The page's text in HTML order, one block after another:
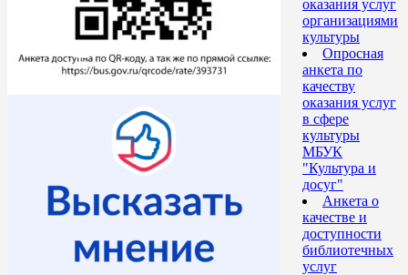
оказания услуг
организациями
культуры
Опросная
анкета по
качеству
оказания услуг
в сфере
культуры
МБУК
"Культура и
досуг"
Анкета о
качестве и
доступности
библиотечных
услуг